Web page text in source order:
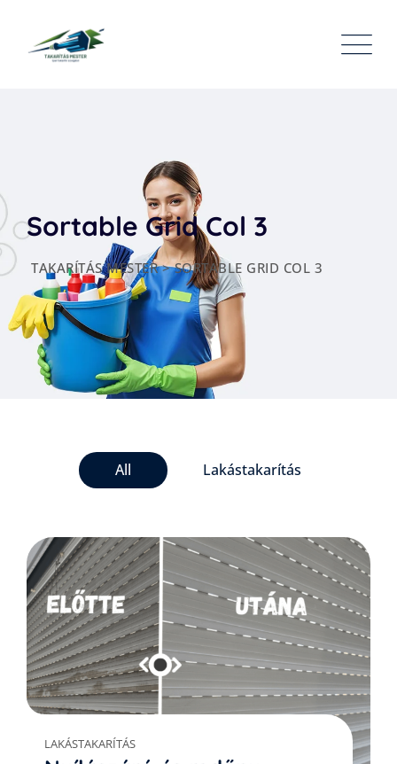
Sortable Grid Col 3
TAKARÍTÁS MESTER>SORTABLE GRID COL 3
All Lakástakarítás
LAKÁSTAKARÍTÁS